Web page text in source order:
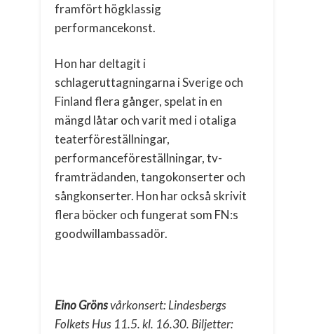
framfört högklassig
performancekonst.
Hon har deltagit i
schlageruttagningarna i Sverige och
Finland flera gånger, spelat in en
mängd låtar och varit med i otaliga
teaterföreställningar,
performanceföreställningar, tv-
framträdanden, tangokonserter och
sångkonserter. Hon har också skrivit
flera böcker och fungerat som FN:s
goodwillambassadör.
Eino Grönsvårkonsert: Lindesbergs
Folkets Hus 11.5. kl. 16.30. Biljetter: